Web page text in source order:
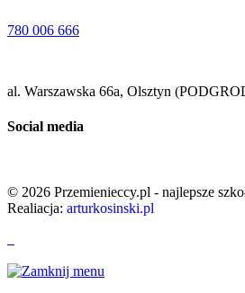
780 006 666
al. Warszawska 66a, Olsztyn
Social media
© 2026 Przemienieccy.pl - najlepsze
Realiacja: arturkosinski.pl